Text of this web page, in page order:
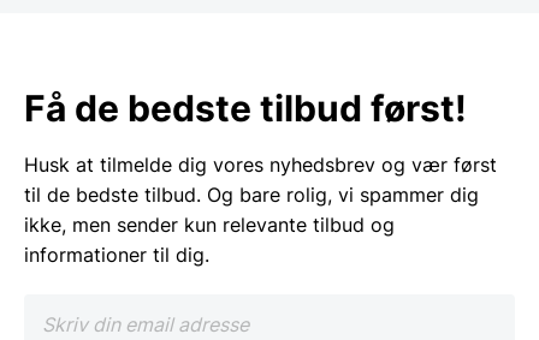
Få de bedste tilbud først!
Husk at tilmelde dig vores nyhedsbrev og vær først
til de bedste tilbud. Og bare rolig, vi spammer dig
ikke, men sender kun relevante tilbud og
informationer til dig.